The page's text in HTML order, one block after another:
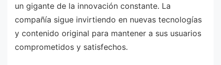
un gigante de la innovación constante. La
compañía sigue invirtiendo en nuevas tecnologías
y contenido original para mantener a sus usuarios
comprometidos y satisfechos.